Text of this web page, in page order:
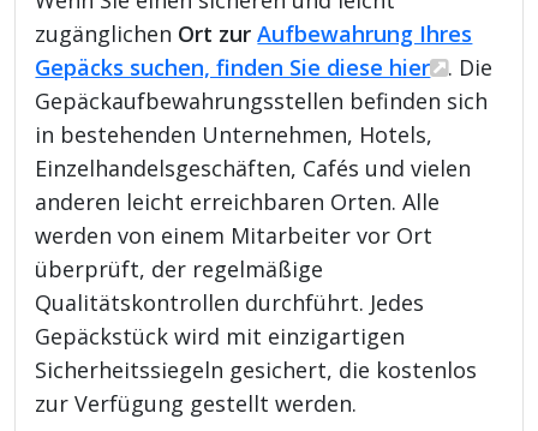
zugänglichen Ort zurAufbewahrung Ihres
Gepäcks suchen, finden Sie diese hier
. Die
Gepäckaufbewahrungsstellen befinden sich
in bestehenden Unternehmen, Hotels,
Einzelhandelsgeschäften, Cafés und vielen
anderen leicht erreichbaren Orten. Alle
werden von einem Mitarbeiter vor Ort
überprüft, der regelmäßige
Qualitätskontrollen durchführt. Jedes
Gepäckstück wird mit einzigartigen
Sicherheitssiegeln gesichert, die kostenlos
zur Verfügung gestellt werden.